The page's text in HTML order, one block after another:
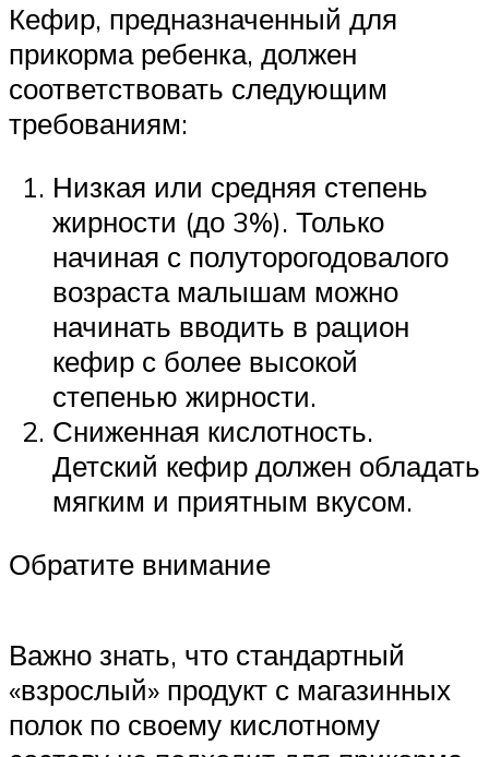
Кефир, предназначенный для
прикорма ребенка, должен
соответствовать следующим
требованиям:
Низкая или средняя степень
жирности (до 3%). Только
начиная с полуторогодовалого
возраста малышам можно
начинать вводить в рацион
кефир с более высокой
степенью жирности.
Сниженная кислотность.
Детский кефир должен обладать
мягким и приятным вкусом.
Обратите внимание
Важно знать, что стандартный
«взрослый» продукт с магазинных
полок по своему кислотному